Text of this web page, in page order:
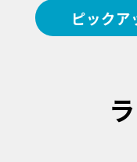
ピックア